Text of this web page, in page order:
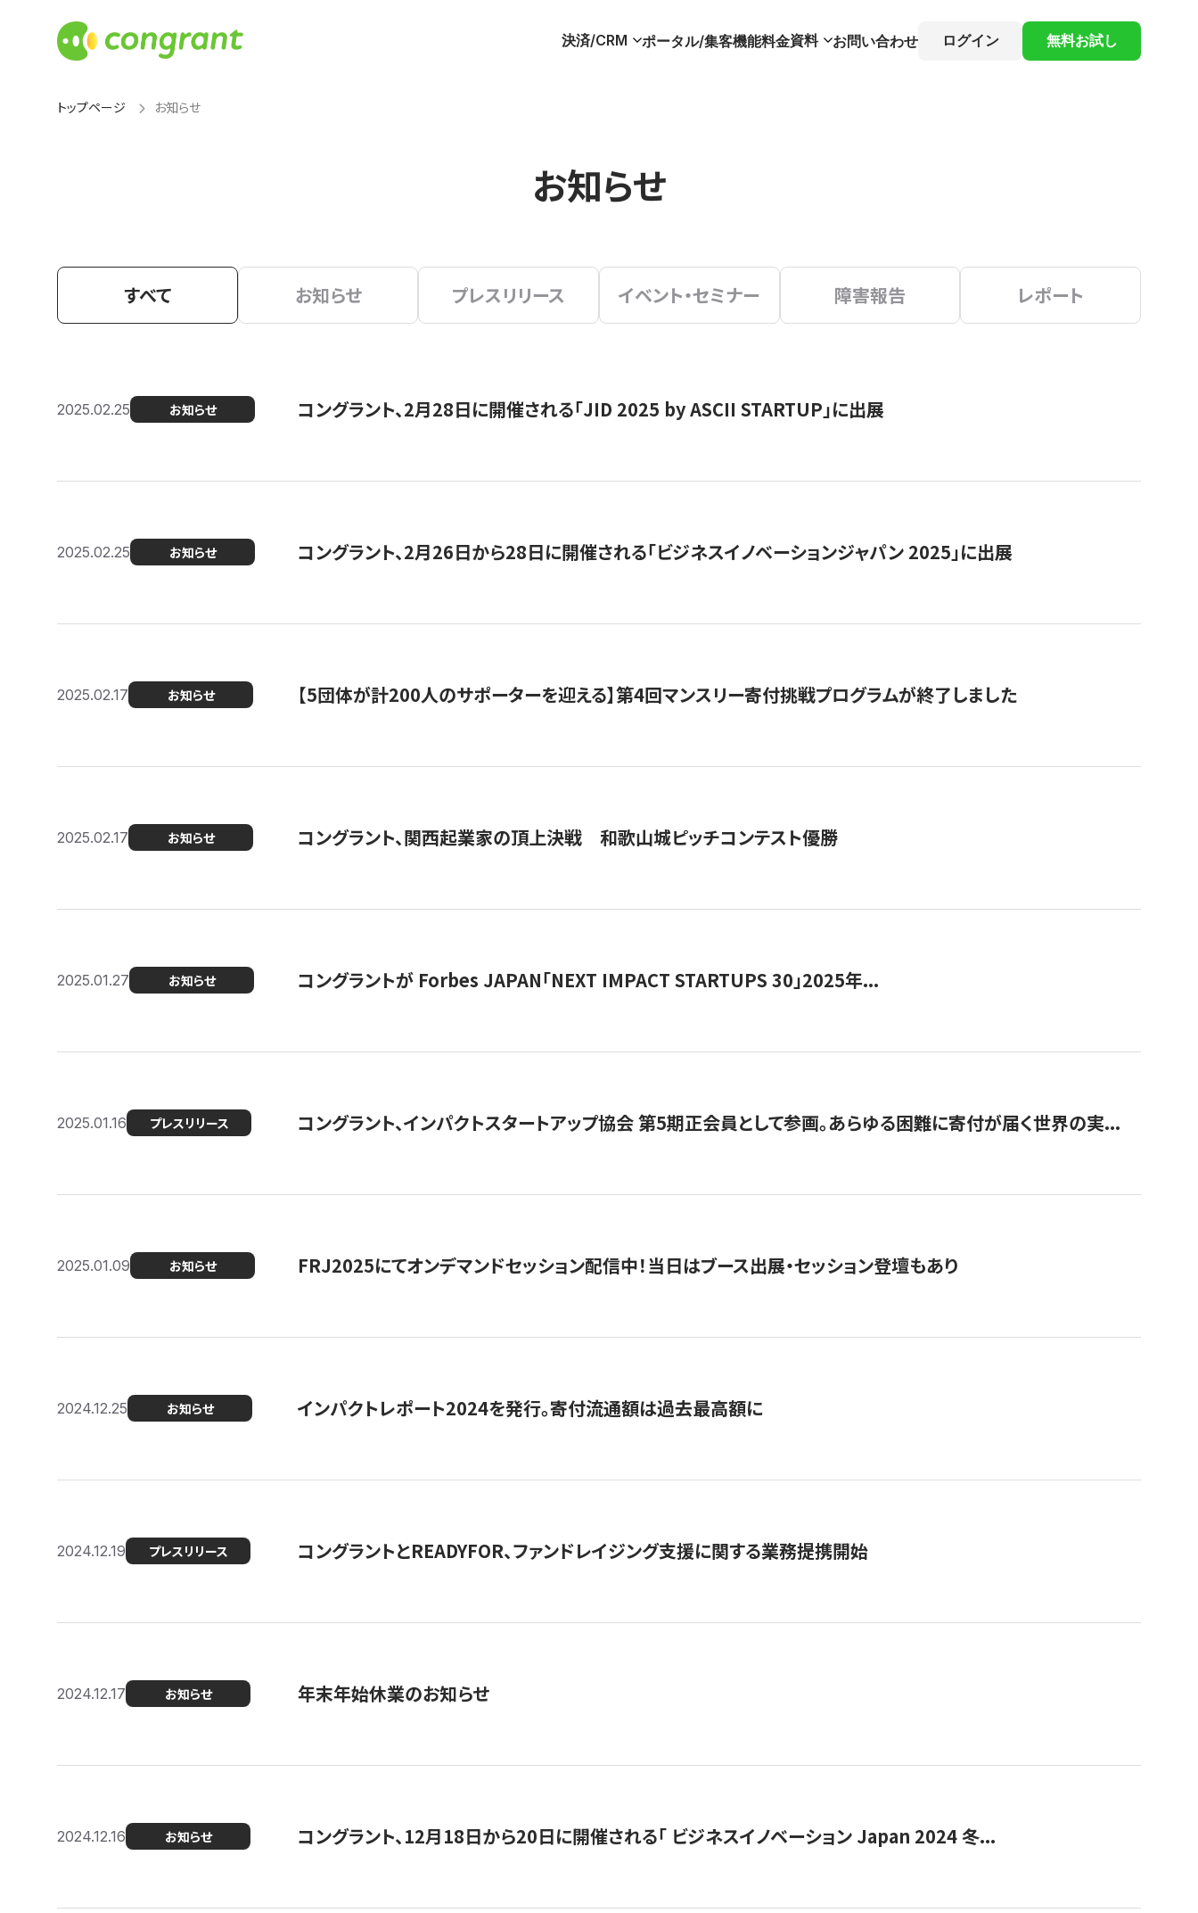
決済/CRM ポータル/集客機能料金資料 お問い合わせ ログイン 無料お試し
トップページ お知らせ
お知らせ
すべて お知らせ プレスリリース イベント・セミナー 障害報告 レポート
2025.02.25 お知らせ コングラント、2月28日に開催される「JID 2025 by ASCII STARTUP」に出展
2025.02.25 お知らせ コングラント、2月26日から28日に開催される「ビジネスイノベーションジャパン 2025」に出展
2025.02.17 お知らせ 【5団体が計200人のサポーターを迎える】​​第4回マンスリー寄付挑戦プログラムが終了しました
2025.02.17 お知らせ コングラント、関西起業家の頂上決戦 和歌山城ピッチコンテスト優勝
2025.01.27 お知らせ コングラントが Forbes JAPAN「NEXT IMPACT STARTUPS 30」2025年...
2025.01.16 プレスリリース コングラント、インパクトスタートアップ協会 第5期正会員として参画。あらゆる困難に寄付が届く世界の実...
2025.01.09 お知らせ FRJ2025にてオンデマンドセッション配信中！当日はブース出展・セッション登壇もあり
2024.12.25 お知らせ インパクトレポート2024を発行。寄付流通額は過去最高額に
2024.12.19 プレスリリース コングラントとREADYFOR、ファンドレイジング支援に関する業務提携開始
2024.12.17 お知らせ 年末年始休業のお知らせ
2024.12.16 お知らせ コングラント、12月18日から20日に開催される「 ビジネスイノベーション Japan 2024 冬...